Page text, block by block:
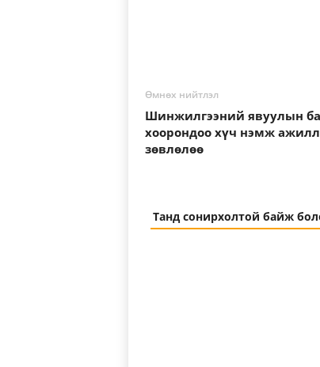
Өмнөх нийтлэл
Шинжилгээний явуулын
хоорондоо хүч нэмж
зөвлөлөө
Танд сонирхолтой байж